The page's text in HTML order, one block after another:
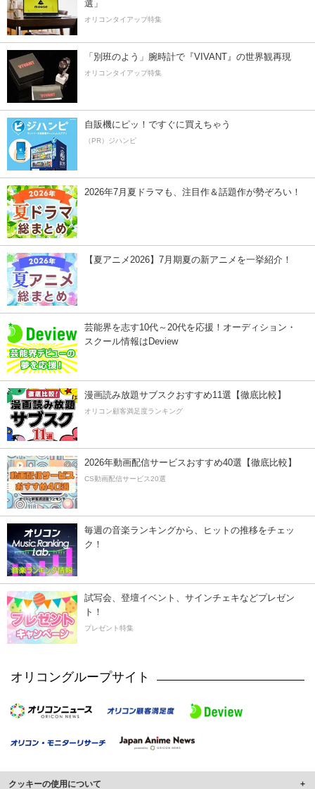
選」
オリコンタイアップ特集
「別班のよう」腕時計で『VIVANT』の世界観再現
オリコンタイアップ特集
自販機にピッ！ですぐに買えちゃう
（PR）ジハンピ
2026年7月夏ドラマも、注目作＆話題作が勢ぞろい！
【夏アニメ2026】7月期夏の新アニメを一挙紹介！
芸能界を志す10代～20代を応援！オーディション・
スクール情報はDeview
漫画読み放題サブスクおすすめ11選【徹底比較】
オリコン顧客満足度ランキング
2026年動画配信サービスおすすめ40選【徹底比較】
CS動画配信サービス20選
毎週の音楽ランキングから、ヒットの推移をチェッ
ク！
試写会、登壇イベント、サインチェキなどプレゼン
ト！
プレゼント特集
オリコングループサイト
クッキーの使用について